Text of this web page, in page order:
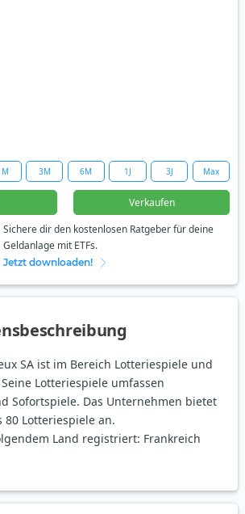
3M 6M 1J 3J Max
Verkaufen
Sichere dir den kostenlosen Ratgeber für deine
Geldanlage mit ETFs.
Jetzt downloaden!
SA ist im Bereich Lotteriespiele und
Lotteriespiele umfassen
Sofortspiele. Das Unternehmen bietet
Lotteriespiele an.
Land registriert: Frankreich